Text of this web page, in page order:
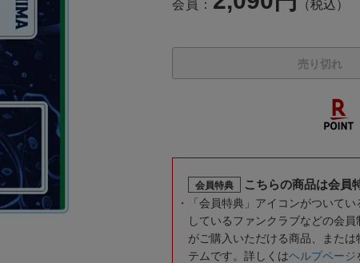
会員： （税込）
売り切れ
会員特典 こちらの商品は会員
「会員特典」アイコンがついて
しているファンクラブなどの会
がご購入いただける商品、また
テムです。詳しくはヘルプページ